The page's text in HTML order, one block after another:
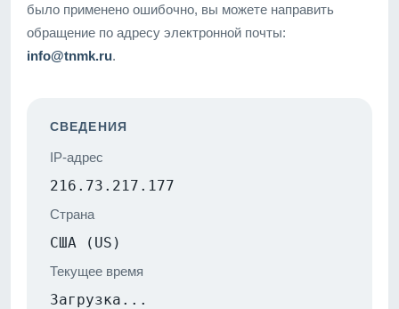
было применено ошибочно, вы можете направить
обращение по адресу электронной почты:
info@tnmk.ru.
СВЕДЕНИЯ
IP-адрес
216.73.217.177
Страна
США (US)
Текущее время
Загрузка...